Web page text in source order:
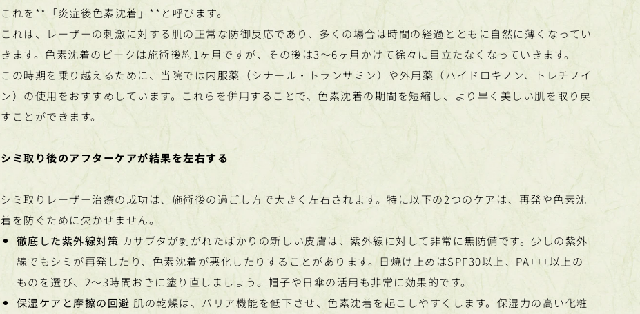
これを**「炎症後色素沈着」**と呼びます。
これは、レーザーの刺激に対する肌の正常な防御反応であり、多くの場合は時間の経過とともに自然に薄くなってい
きます。色素沈着のピークは施術後約1ヶ月ですが、その後は3〜6ヶ月かけて徐々に目立たなくなっていきます。
この時期を乗り越えるために、当院では内服薬（シナール・トランサミン）や外用薬（ハイドロキノン、トレチノイ
ン）の使用をおすすめしています。これらを併用することで、色素沈着の期間を短縮し、より早く美しい肌を取り戻
すことができます。
シミ取り後のアフターケアが結果を左右する
シミ取りレーザー治療の成功は、施術後の過ごし方で大きく左右されます。特に以下の2つのケアは、再発や色素沈
着を防ぐために欠かせません。
徹底した紫外線対策 カサブタが剥がれたばかりの新しい皮膚は、紫外線に対して非常に無防備です。少しの紫外
線でもシミが再発したり、色素沈着が悪化したりすることがあります。日焼け止めはSPF30以上、PA+++以上の
ものを選び、2〜3時間おきに塗り直しましょう。帽子や日傘の活用も非常に効果的です。
保湿ケアと摩擦の回避 肌の乾燥は、バリア機能を低下させ、色素沈着を起こしやすくします。保湿力の高い化粧